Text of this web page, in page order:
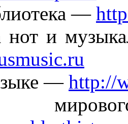
—
нот и
— http://